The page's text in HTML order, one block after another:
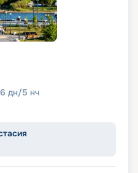
6 дн/5 нч